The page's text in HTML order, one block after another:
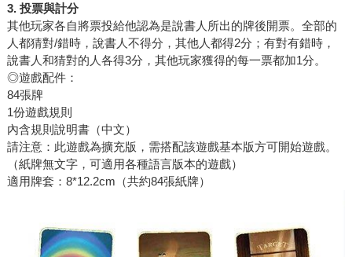
3. 投票與計分
其他玩家各自將票投給他認為是說書人所出的牌後開票。全部的
人都猜對/錯時，說書人不得分，其他人都得2分；有對有錯時，
說書人和猜對的人各得3分，其他玩家獲得的每一票都加1分。
◎遊戲配件：
84張牌
1份遊戲規則
內含規則說明書（中文）
請注意：此遊戲為擴充版，需搭配該遊戲基本版方可開始遊戲。
（紙牌無文字，可適用各種語言版本的遊戲）
適用牌套：8*12.2cm（共約84張紙牌）